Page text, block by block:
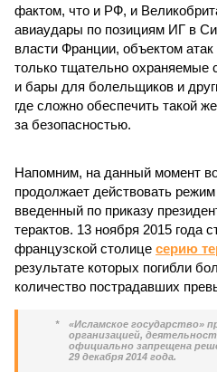
фактом, что и РФ, и
авиаудары по позициям ИГ в
власти Франции, объектом атак
только тщательно охраняемые
и бары для болельщиков и
где сложно обеспечить такой
за безопасностью.
Напомним, на данный момент
продолжает действовать
введенный по приказу
терактов. 13 ноября 2015 года
французской столице серию
результате которых погибли
количество пострадавших
*
«Исламское государство»
организацией,
официально запрещена
29 декабря 2014 года.